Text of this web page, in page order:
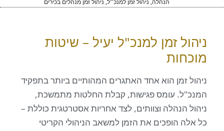
זמן למנכ"ל יעיל – שיטות
זמן הוא אחד האתגרים המהותיים ביותר בתפקיד
עומס פגישות, קבלת החלטות מתמשכת,
הנהלה וצוותים, לצד אחריות אסטרטגית כוללת –
הופכים את הזמן למשאב הניהולי הקריטי